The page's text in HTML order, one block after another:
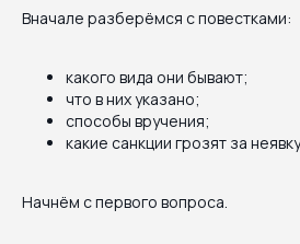
Вначале разберёмся с повестками:
какого вида они бывают;
что в них указано;
способы вручения;
какие санкции грозят за
Начнём с первого вопроса.